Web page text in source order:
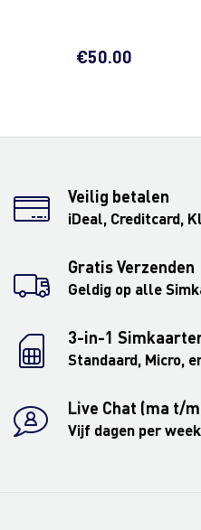
€50.00
Veilig betalen
iDeal, Creditcard,
Gratis Verzenden
Geldig op alle
3-in-1
Standaard, Micro,
Live Chat (ma t/
Vijf dagen per